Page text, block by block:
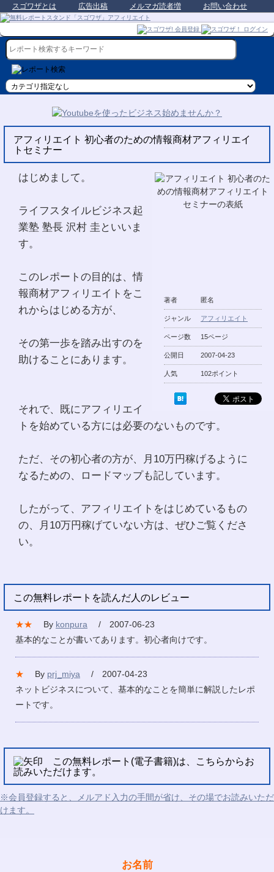
スゴワザとは 広告出稿 メルマガ読者増 お問い合わせ
アフィリエイト 初心者のための情報商材アフィリエイ
トセミナー
著者 匿名
ジャンル アフィリエイト
ページ数 15ページ
公開日 2007-04-23
人気 102ポイント
はじめまして。
ライフスタイルビジネス起
業塾 塾長 沢村 圭といいま
す。
このレポートの目的は、情
報商材アフィリエイトをこ
れからはじめる方が、
その第一歩を踏み出すのを
助けることにあります。
それで、既にアフィリエイ
トを始めている方には必要のないものです。
ただ、その初心者の方が、月10万円稼げるように
なるための、ロードマップも記しています。
したがって、アフィリエイトをはじめているもの
の、月10万円稼げていない方は、ぜひご覧くださ
い。
この無料レポートを読んだ人のレビュー
★★ By konpura
/ 2007-06-23
基本的なことが書いてあります。初心者向けです。
★ By prj_miya
/ 2007-04-23
ネットビジネスについて、基本的なことを簡単に解説したレポ
ートです。
この無料レポート(電子書籍)は、こちらからお
読みいただけます。
※会員登録すると、メルアド入力の手間が省け、その場でお読みいただ
けます。
お名前